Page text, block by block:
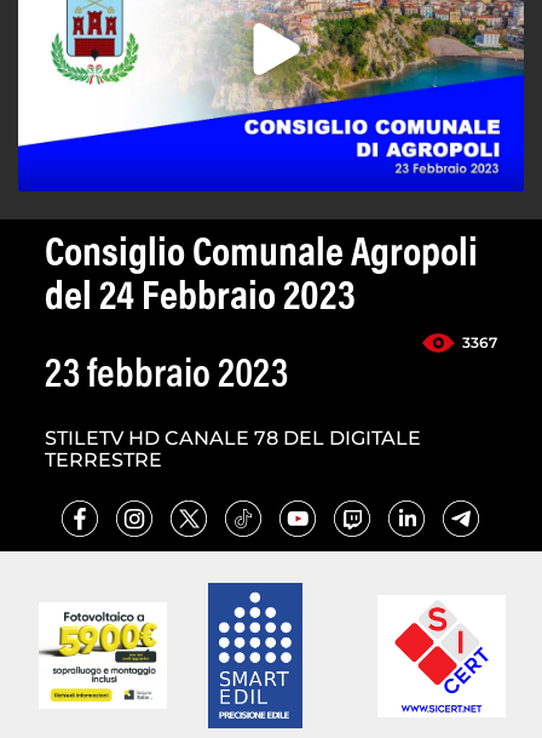
Consiglio Comunale Agropoli
del 24 Febbraio 2023
3367
23 febbraio 2023
STILETV HD CANALE 78 DEL DIGITALE
TERRESTRE